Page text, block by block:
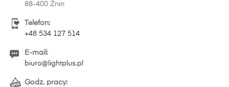
88-400 Żnin
Telefon:
+48 534 127 514
E-mail:
biuro@lightplus.pl
Godz. pracy: